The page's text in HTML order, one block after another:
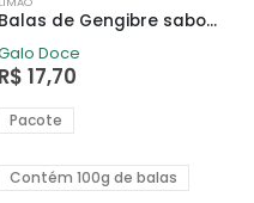
Balas de Gengibre sabor Limão 100g
Doce
R$ 17,70
Pacote
Contém 100g de balas